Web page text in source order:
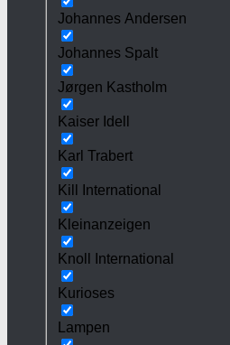
Johannes Andersen
Johannes Spalt
Jørgen Kastholm
Kaiser Idell
Karl Trabert
Kill International
Kleinanzeigen
Knoll International
Kurioses
Lampen